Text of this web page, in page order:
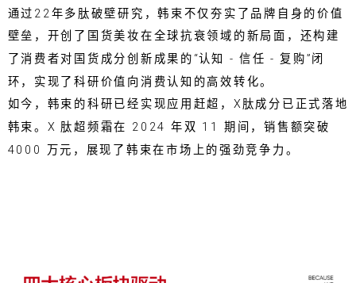
通过22年多肽破壁研究，韩束不仅夯实了品牌自身的价值
壁垒，开创了国货美妆在全球抗衰领域的新局面，还构建
了消费者对国货成分创新成果的“认知 - 信任 - 复购”闭
环，实现了科研价值向消费认知的高效转化。
如今，韩束的科研已经实现应用赶超，X肽成分已正式落地
韩束。X 肽超频霜在 2024 年双 11 期间，销售额突破
4000 万元，展现了韩束在市场上的强劲竞争力。